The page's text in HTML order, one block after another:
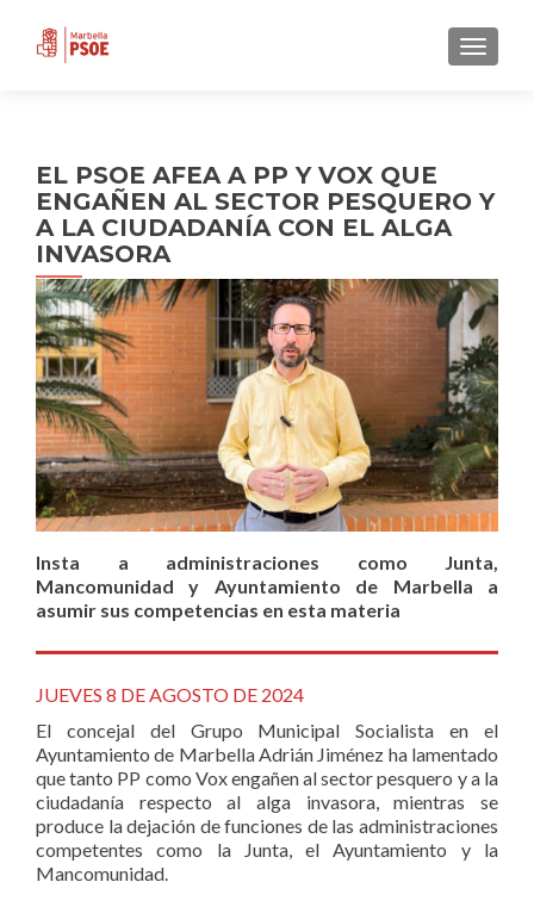
EL PSOE AFEA A PP Y VOX QUE
ENGAÑEN AL SECTOR PESQUERO Y
A LA CIUDADANÍA CON EL ALGA
INVASORA
Insta a administraciones como Junta,
Mancomunidad y Ayuntamiento de Marbella a
asumir sus competencias en esta materia
JUEVES 8 DE AGOSTO DE 2024
El concejal del Grupo Municipal Socialista en el
Ayuntamiento de Marbella Adrián Jiménez ha lamentado
que tanto PP como Vox engañen al sector pesquero y a la
ciudadanía respecto al alga invasora, mientras se
produce la dejación de funciones de las administraciones
competentes como la Junta, el Ayuntamiento y la
Mancomunidad.